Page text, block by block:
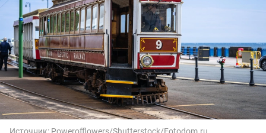
Источник: Powerofflowers/Shutterstock/Fotodom.ru